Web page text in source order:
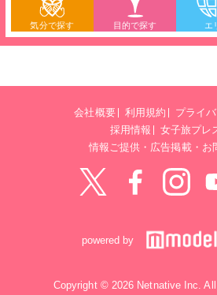
気分で探す 目的で探す エ
会社概要 利用規約
プライ
採用情報
女子旅プレ
情報ご提供・広告掲載・お
powered by
Copyright © 2026 Netnative Inc.